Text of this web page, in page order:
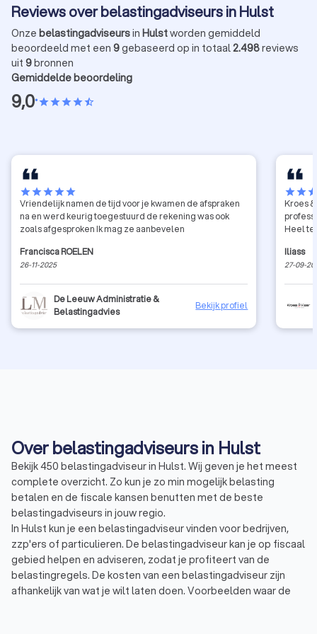
Reviews over belastingadviseurs in Hulst
Onze belastingadviseursin Hulstworden gemiddeld
beoordeeld met een 9gebaseerd op in totaal2.498reviews
uit 9bronnen
Gemiddelde beoordeling
9,0•starstarstarstarstar_half
starstarstarstarstar
Vriendelijk namen de tijd voor je kwamen de afspraken
na en werd keurig toegestuurd de rekening was ook
zoals afgesproken Ik mag ze aanbevelen
Francisca ROELEN
26-11-2025
De Leeuw Administratie &
Belastingadvies
Bekijk profiel
starstar
Kroes
Heel
Iliass
27-09-
Over belastingadviseurs in Hulst
Bekijk 450 belastingadviseur in Hulst. Wij geven je het meest
complete overzicht. Zo kun je zo min mogelijk belasting
betalen en de fiscale kansen benutten met de beste
belastingadviseurs in jouw regio.
In Hulst kun je een belastingadviseur vinden voor bedrijven,
zzp'ers of particulieren. De belastingadviseur kan je op fiscaal
gebied helpen en adviseren, zodat je profiteert van de
belastingregels. De kosten van een belastingadviseur zijn
afhankelijk van wat je wilt laten doen. Voorbeelden waar de